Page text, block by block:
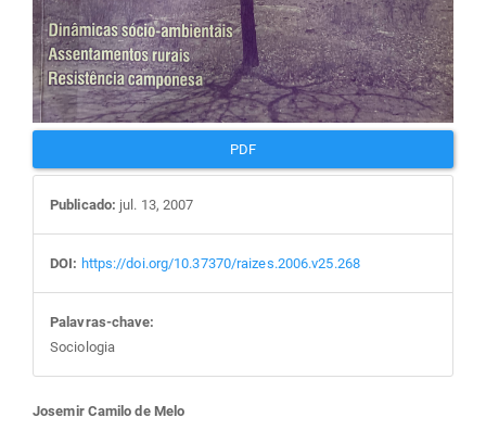
PDF
Publicado: jul. 13, 2007
DOI: https://doi.org/10.37370/raizes.2006.v25.268
Palavras-chave:
Sociologia
Josemir Camilo de Melo